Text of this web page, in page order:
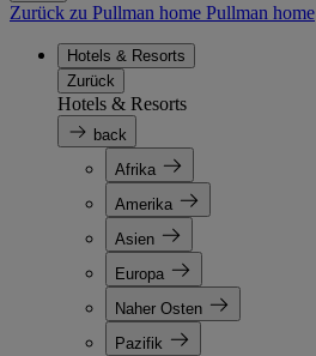
Zurück zu Pullman home Pullman home
Hotels & Resorts
Zurück
Hotels & Resorts
back
Afrika
Amerika
Asien
Europa
Naher Osten
Pazifik